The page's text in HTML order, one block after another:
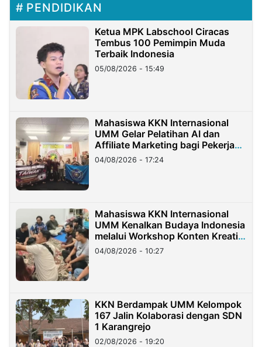
PENDIDIKAN
Ketua MPK Labschool Ciracas
Tembus 100 Pemimpin Muda
Terbaik Indonesia
05/08/2026 - 15:49
Mahasiswa KKN Internasional
UMM Gelar Pelatihan AI dan
Affiliate Marketing bagi Pekerja
Migran Indonesia di Taiwan
04/08/2026 - 17:24
Mahasiswa KKN Internasional
UMM Kenalkan Budaya Indonesia
melalui Workshop Konten Kreatif
di Taiwan
04/08/2026 - 10:27
KKN Berdampak UMM Kelompok
167 Jalin Kolaborasi dengan SDN
1 Karangrejo
02/08/2026 - 19:20